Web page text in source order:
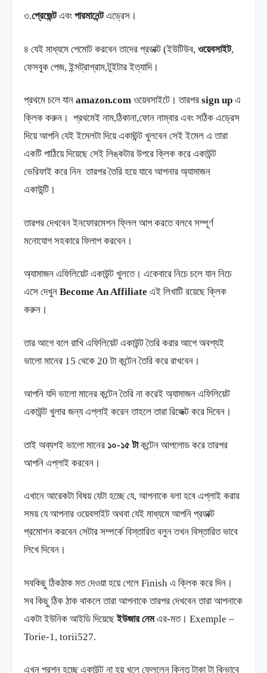
৩.প্রেজেন্টএবং পারমানেন্টএড্রেস।
৪ যেই মাধ্যমে পেমোট করবেন তাদের প্রডাক্ট (ইউটিউব, ওয়েবসাইট,
ফেসবুক পেজ, ইন্সট্রাগ্রাম,টুইটার ইত্যাদি।
প্রথমে চলে যান amazon.com ওয়েবসাইটে। তারপর sign up এ
ক্লিক করুন। প্রথমেই নাম,ঠিকানা,ফোন নাম্বার এবং সঠিক এড্রেস
দিয়ে আপনি যেই ইমেলটা দিয়ে একাঊন্ট খুলবেন সেই ইমেল এ তারা
একটি পাঠিয়ে দিয়েছে সেই লিঙ্কটার উপরে ক্লিক করে একাউন্ট
ভেরিফাই করে নিন তারপর তৈরি হয়ে যাবে আপনার অ্যামাজন
একাউন্টি।
তারপর দেখবেন ইনফোরমেশন ফ্লিল আপ করতে বলবে সম্পূর্ণ
মনোযোগ সহকারে ফিলাপ করবেন।
অ্যামাজন এফিলিয়েট একাউন্ট খুলতে। একেবারে নিচে চলে যান নিচে
এসে দেখুন Become An Affiliate এই লিখাটি রয়েছে ক্লিক
করুন।
তার আগে বলে রাখি এফিলিয়েট একাউন্ট তৈরি করার আগে অবশ্যই
ভালো মানের 15 থেকে 20 টা কন্টেন তৈরি করে রাখবেন।
আপনি যদি ভালো মানের কন্টেন তৈরি না করেই অ্যামাজন এফিলিয়েট
একাউন্ট খুলার জন্য এপ্লাই করেন তাহলে তারা রিজেক্ট করে দিবেন।
তাই অব্যশই ভালো মানের ১০-১৫ টাকন্টেন আপলোড করে তারপর
আপনি এপ্লাই করবেন।
এখানে আরেকটা বিষয় যেটা হচ্ছে যে, আপনাকে বলা হবে এপ্লাই করার
সময় যে আপনার ওয়েবসাইট অথবা যেই মাধ্যমে আপনি প্রডাক্ট
প্রমোশন করবেন সেটার সম্পর্কে বিস্তারিত বলুন তখন বিস্তারিত ভাবে
লিখে দিবেন।
সবকিছু ঠিকঠাক মত দেওয়া হয়ে গেলে Finish এ ক্লিক করে দিন।
সব কিছু ঠিক ঠাক থাকলে তারা আপনাকে তারপর দেখবেন তারা আপনাকে
একটা ইউনিক আইডি দিয়েছেইউজার নেমএর-মত। Exemple –
Torie-1, torii527.
এখন প্রশ্ন হচ্ছে একাউন্ট না হয় খুলে ফেললেন কিন্তু টাকা টা কিভাবে